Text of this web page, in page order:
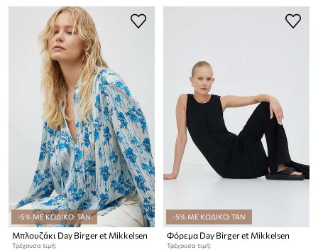
-5% ΜΕ ΚΩΔΙΚΟ: TAN
Μπλουζάκι Day Birger et Mikkelsen
Τρέχουσα τιμή:
-5% ΜΕ ΚΩΔΙΚΟ: TAN
Φόρεμα Day Birger et Mikkelsen
Τρέχουσα τιμή: